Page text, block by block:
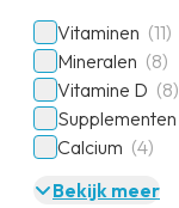
Vitaminen (11)
Mineralen (8)
Vitamine D (8)
Supplementen
Calcium (4)
Bekijk meer